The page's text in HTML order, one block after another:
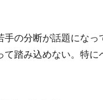
の分断が話題になっ
て踏み込めない。特